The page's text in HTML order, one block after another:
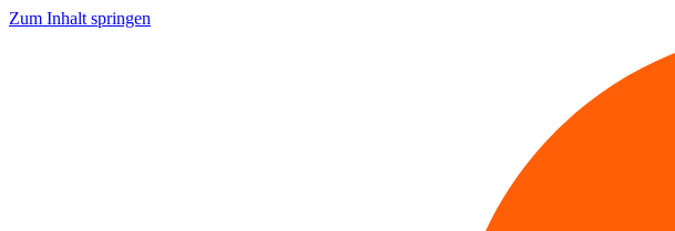
Zum Inhalt springen